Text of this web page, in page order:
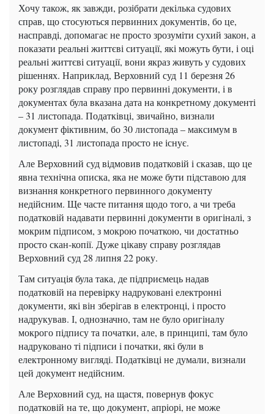
Хочу також, як завжди, розібрати декілька судових
справ, що стосуються первинних документів, бо це,
насправді, допомагає не просто зрозуміти сухий закон, а
показати реальні життєві ситуації, які можуть бути, і оці
реальні життєві ситуації, вони якраз живуть у судових
рішеннях. Наприклад, Верховний суд 11 березня 26
року розглядав справу про первинні документи, і в
документах була вказана дата на конкретному документі
– 31 листопада. Податківці, звичайно, визнали
документ фіктивним, бо 30 листопада – максимум в
листопаді, 31 листопада просто не існує.
Але Верховний суд відмовив податковій і сказав, що це
явна технічна описка, яка не може бути підставою для
визнання конкретного первинного документу
недійсним. Ще часте питання щодо того, а чи треба
податковій надавати первинні документи в оригіналі, з
мокрим підписом, з мокрою початкою, чи достатньо
просто скан-копії. Дуже цікаву справу розглядав
Верховний суд 28 липня 22 року.
Там ситуація була така, де підприємець надав
податковій на перевірку надруковані електронні
документи, які він зберігав в електронці, і просто
надрукував. І, однозначно, там не було оригіналу
мокрого підпису та початки, але, в принципі, там було
надруковано ті підписи і початки, які були в
електронному вигляді. Податківці не думали, визнали
цей документ недійсним.
Але Верховний суд, на щастя, повернув фокус
податковій на те, що документ, апріорі, не може